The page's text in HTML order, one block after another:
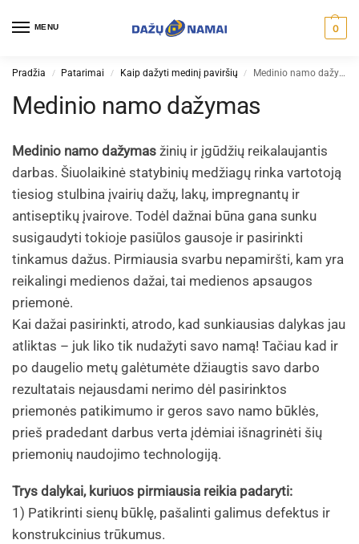
MENU 0
Pradžia / Patarimai / Kaip dažyti medinį paviršių / Medinio namo dažymas
Medinio namo dažymas
Medinio namo dažymas žinių ir įgūdžių reikalaujantis
darbas. Šiuolaikinė statybinių medžiagų rinka vartotoją
tiesiog stulbina įvairių dažų, lakų, impregnantų ir
antiseptikų įvairove. Todėl dažnai būna gana sunku
susigaudyti tokioje pasiūlos gausoje ir pasirinkti
tinkamus dažus. Pirmiausia svarbu nepamiršti, kam yra
reikalingi medienos dažai, tai medienos apsaugos
priemonė.
Kai dažai pasirinkti, atrodo, kad sunkiausias dalykas jau
atliktas – juk liko tik nudažyti savo namą! Tačiau kad ir
po daugelio metų galėtumėte džiaugtis savo darbo
rezultatais nejausdami nerimo dėl pasirinktos
priemonės patikimumo ir geros savo namo būklės,
prieš pradedant darbus verta įdėmiai išnagrinėti šių
priemonių naudojimo technologiją.
Trys dalykai, kuriuos pirmiausia reikia padaryti:
1) Patikrinti sienų būklę, pašalinti galimus defektus ir
konstrukcinius trūkumus.